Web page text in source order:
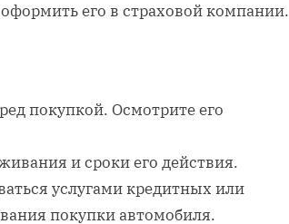
его в страховой компании.
покупкой. Осмотрите его
и сроки его действия.
услугами кредитных или
покупки автомобиля.